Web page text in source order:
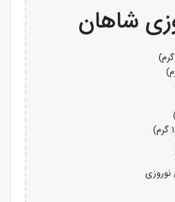
شاهان
نوروزی